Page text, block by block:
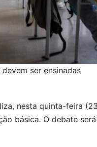
ser ensinadas
nesta quinta-feira
básica. O debate